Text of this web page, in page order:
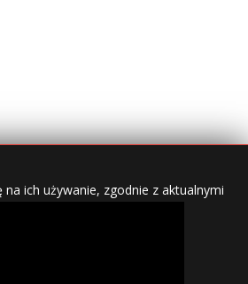
ich używanie, zgodnie z aktualnymi